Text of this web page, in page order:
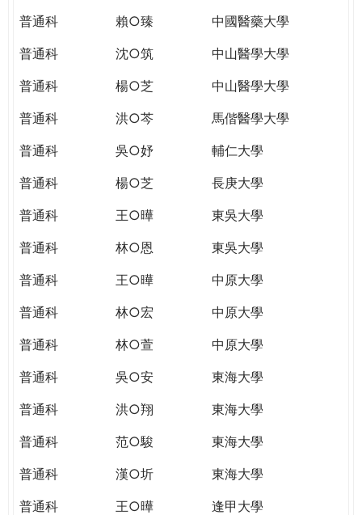
普通科
賴○臻
中國醫藥大學
普通科
沈○筑
中山醫學大學
普通科
楊○芝
中山醫學大學
普通科
洪○芩
馬偕醫學大學
普通科
吳○妤
輔仁大學
普通科
楊○芝
長庚大學
普通科
王○曄
東吳大學
普通科
林○恩
東吳大學
普通科
王○曄
中原大學
普通科
林○宏
中原大學
普通科
林○萱
中原大學
普通科
吳○安
東海大學
普通科
洪○翔
東海大學
普通科
范○駿
東海大學
普通科
漢○圻
東海大學
普通科
王○曄
逢甲大學